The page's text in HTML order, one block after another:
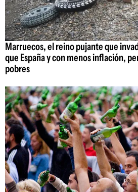
Marruecos, el reino pujante que
que España y con menos inflación,
pobres